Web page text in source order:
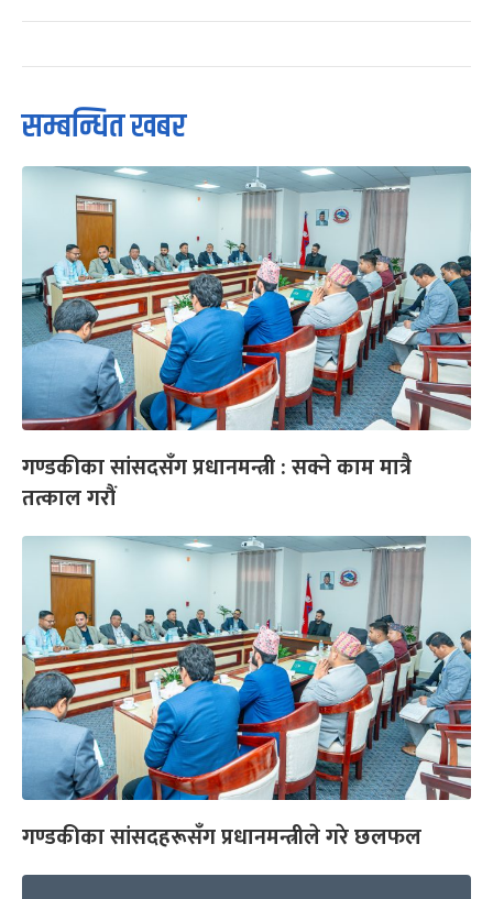
सम्बन्धित खबर
गण्डकीका सांसदसँग प्रधानमन्त्री : सक्ने काम मात्रै
तत्काल गरौं
गण्डकीका सांसदहरूसँग प्रधानमन्त्रीले गरे छलफल